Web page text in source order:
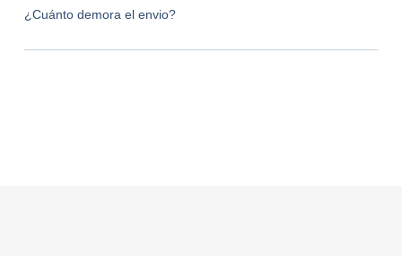
¿Cuánto demora el envio?